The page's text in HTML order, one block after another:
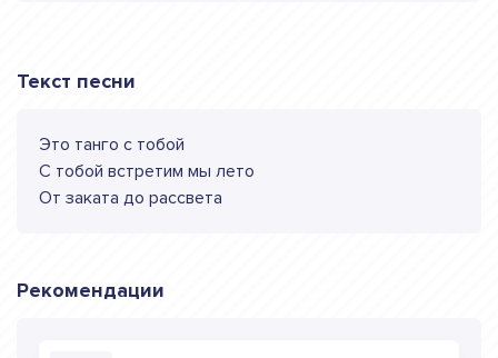
Текст песни
Это танго с тобой
С тобой встретим мы лето
От заката до рассвета
Рекомендации